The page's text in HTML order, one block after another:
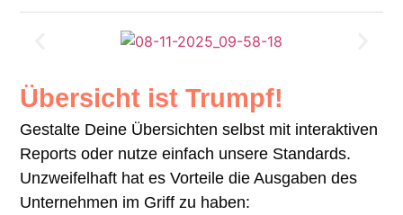
Übersicht ist Trumpf!
Gestalte Deine Übersichten selbst mit interaktiven
Reports oder nutze einfach unsere Standards.
Unzweifelhaft hat es Vorteile die Ausgaben des
Unternehmen im Griff zu haben: